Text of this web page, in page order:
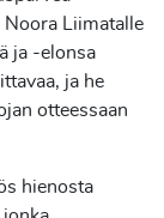
Liimatalle
ja -elonsa
ja he
otteessaan
hienosta